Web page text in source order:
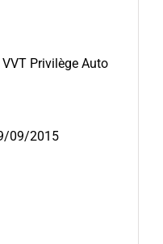
VVT Privilège Auto
09/2015